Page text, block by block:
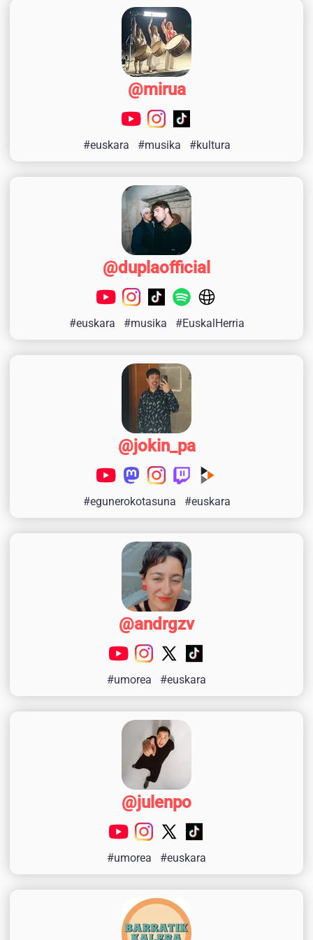
@mirua
#euskara #musika #kultura
@duplaofficial
#euskara #musika #EuskalHerria
@jokin_pa
#egunerokotasuna #euskara
@andrgzv
#umorea #euskara
@julenpo
#umorea #euskara